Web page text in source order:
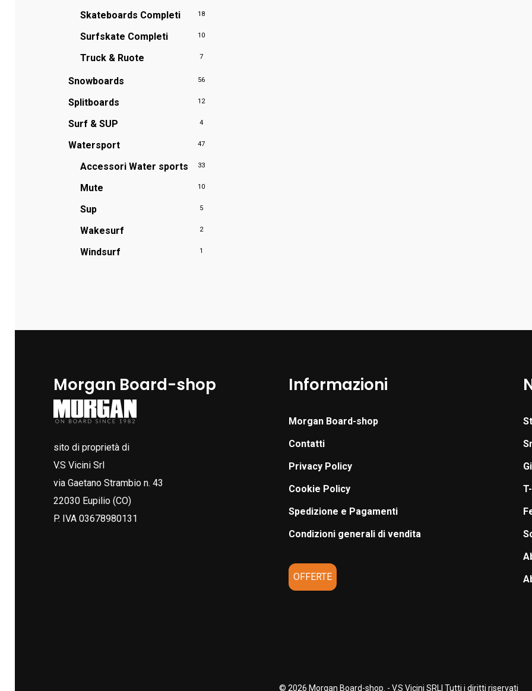
Skateboards Completi 18
Surfskate Completi 10
Truck & Ruote 7
Snowboards 56
Splitboards 12
Surf & SUP 4
Watersport 47
Accessori Water sports 33
Mute 10
Sup 5
Wakesurf 2
Windsurf 1
Morgan Board-shop
sito di proprietà di
V.S Vicini Srl
via Gaetano Strambio n. 43
22030 Eupilio (CO)
P. IVA 03678980131
Informazioni
Morgan Board-shop
Contatti
Privacy Policy
Cookie Policy
Spedizione e Pagamenti
Condizioni generali di vendita
OFFERTE
© 2026 Morgan Board-shop. - V.S Vicini SRL| Tutti i diritti riservati